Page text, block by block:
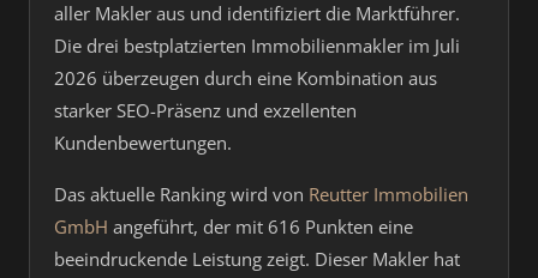
aller Makler aus und identifiziert die Marktführer.
Die drei bestplatzierten Immobilienmakler im Juli
2026 überzeugen durch eine Kombination aus
starker SEO-Präsenz und exzellenten
Kundenbewertungen.
Das aktuelle Ranking wird von Reutter Immobilien
GmbH angeführt, der mit 616 Punkten eine
beeindruckende Leistung zeigt. Dieser Makler hat